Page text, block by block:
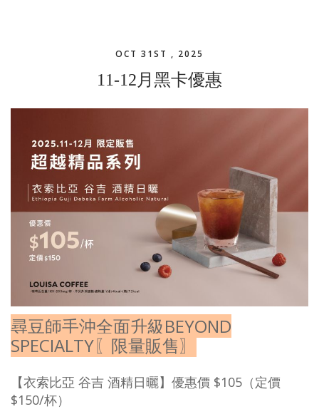
OCT 31ST , 2025
11-12月黑卡優惠
尋豆師手沖全面升級BEYOND
SPECIALTY〖限量販售〗
【衣索比亞 谷吉 酒精日曬】優惠價 $105（定價
$150/杯）